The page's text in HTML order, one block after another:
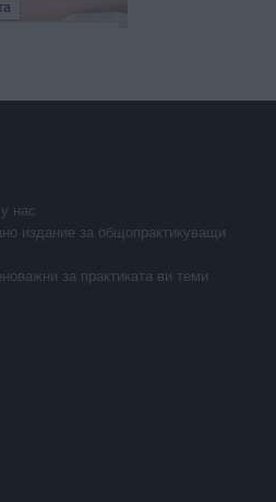
нас
издание за общопрактикуващи
за практиката ви теми